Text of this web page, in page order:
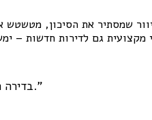
שמסתיר את הסיכון, מטשטש
מקצועית גם לדירות חדשות –
"בדירה חדשה אין שומה. יש מחיר. ויש בנק שמממן אותו. זהו."